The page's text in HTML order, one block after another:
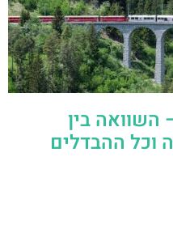
השוואה בין
וכל ההבדלים